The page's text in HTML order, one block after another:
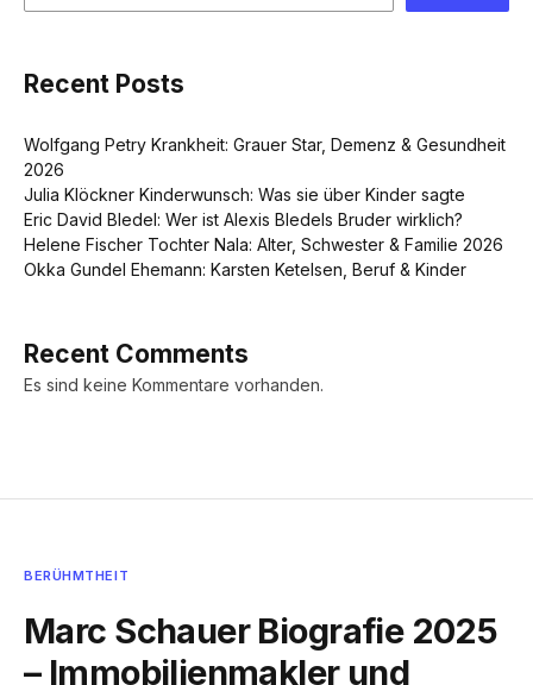
Recent Posts
Wolfgang Petry Krankheit: Grauer Star, Demenz & Gesundheit
2026
Julia Klöckner Kinderwunsch: Was sie über Kinder sagte
Eric David Bledel: Wer ist Alexis Bledels Bruder wirklich?
Helene Fischer Tochter Nala: Alter, Schwester & Familie 2026
Okka Gundel Ehemann: Karsten Ketelsen, Beruf & Kinder
Recent Comments
Es sind keine Kommentare vorhanden.
BERÜHMTHEIT
Marc Schauer Biografie 2025
– Immobilienmakler und